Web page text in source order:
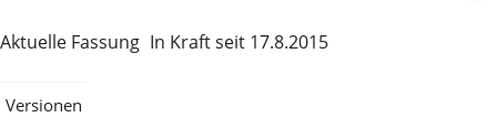
Aktuelle Fassung In Kraft seit 17.8.2015
Versionen